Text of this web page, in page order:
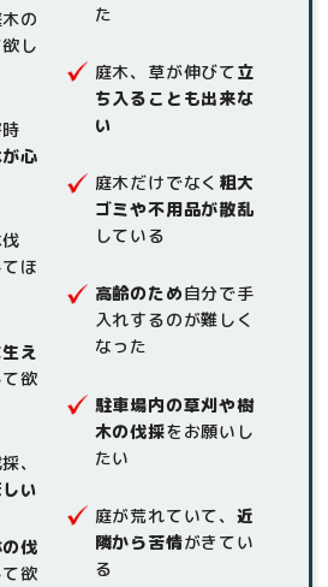
の
し
心
ほ
え
欲
、
い
伐
欲
た
庭木、草が伸びて立
ち入ることも出来な
い
庭木だけでなく 粗大
ゴミや不用品が散乱
している
高齢のため自分で手
入れするのが難しく
なった
駐車場内の草刈や樹
木の伐採をお願いし
たい
庭が荒れていて、 近
隣から苦情がきてい
る